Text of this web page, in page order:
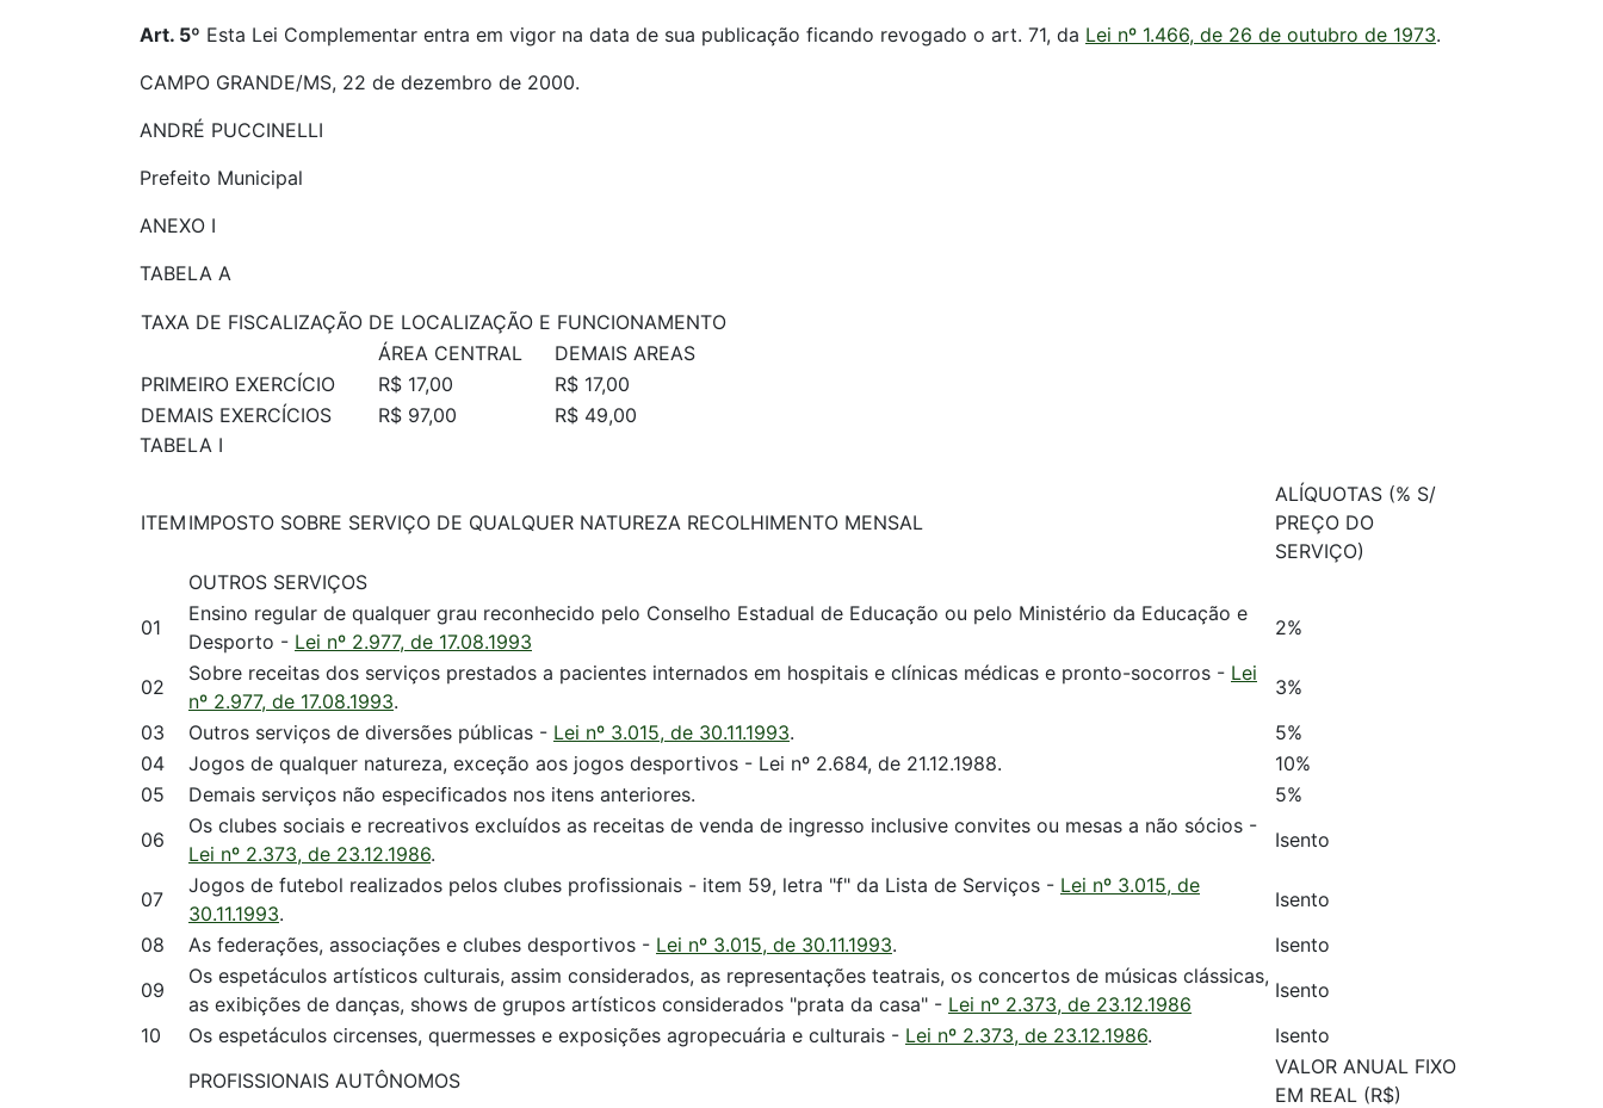
Art. 5º Esta Lei Complementar entra em vigor na data de sua publicação ficando revogado o art. 71, da Lei nº 1.466, de 26 de outubro de 1973.
CAMPO GRANDE/MS, 22 de dezembro de 2000.
ANDRÉ PUCCINELLI
Prefeito Municipal
ANEXO I
TABELA A
TAXA DE FISCALIZAÇÃO DE LOCALIZAÇÃO E FUNCIONAMENTO
ÁREA CENTRAL
DEMAIS AREAS
PRIMEIRO EXERCÍCIO
R$ 17,00
R$ 17,00
DEMAIS EXERCÍCIOS
R$ 97,00
R$ 49,00
TABELA I
ITEM IMPOSTO SOBRE SERVIÇO DE QUALQUER NATUREZA RECOLHIMENTO MENSAL
ALÍQUOTAS (% S/
PREÇO DO
SERVIÇO)
OUTROS SERVIÇOS
01
Ensino regular de qualquer grau reconhecido pelo Conselho Estadual de Educação ou pelo Ministério da Educação e
Desporto - Lei nº 2.977, de 17.08.1993
2%
02
Sobre receitas dos serviços prestados a pacientes internados em hospitais e clínicas médicas e pronto-socorros - Lei
nº 2.977, de 17.08.1993.
3%
03
Outros serviços de diversões públicas - Lei nº 3.015, de 30.11.1993.
5%
04
Jogos de qualquer natureza, exceção aos jogos desportivos - Lei nº 2.684, de 21.12.1988.
10%
05
Demais serviços não especificados nos itens anteriores.
5%
06
Os clubes sociais e recreativos excluídos as receitas de venda de ingresso inclusive convites ou mesas a não sócios -
Lei nº 2.373, de 23.12.1986.
Isento
07
Jogos de futebol realizados pelos clubes profissionais - item 59, letra "f" da Lista de Serviços - Lei nº 3.015, de
30.11.1993.
Isento
08
As federações, associações e clubes desportivos - Lei nº 3.015, de 30.11.1993.
Isento
09
Os espetáculos artísticos culturais, assim considerados, as representações teatrais, os concertos de músicas clássicas,
as exibições de danças, shows de grupos artísticos considerados "prata da casa" - Lei nº 2.373, de 23.12.1986
Isento
10
Os espetáculos circenses, quermesses e exposições agropecuária e culturais - Lei nº 2.373, de 23.12.1986.
Isento
PROFISSIONAIS AUTÔNOMOS
VALOR ANUAL FIXO
EM REAL (R$)